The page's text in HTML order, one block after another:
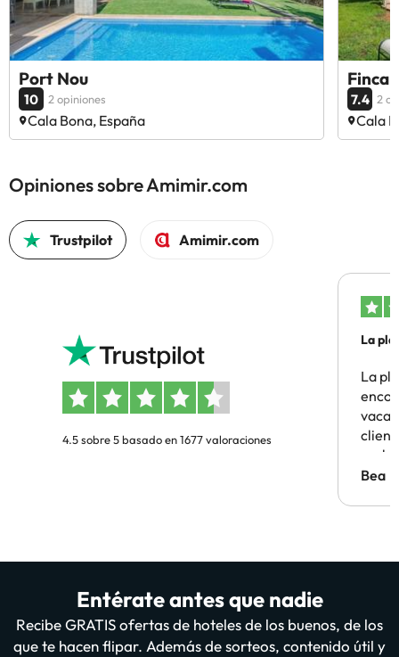
Port Nou
10 2 opiniones
Cala Bona, España
Finca
7.4 2
Cala
Opiniones sobre Amimir.com
Trustpilot Amimir.com
4.5 sobre 5 basado en 1677 valoraciones
La
La
Bea
Entérate antes que nadie
Recibe GRATIS ofertas de hoteles de los buenos, de los
que te hacen flipar. Además de sorteos, contenido útil y